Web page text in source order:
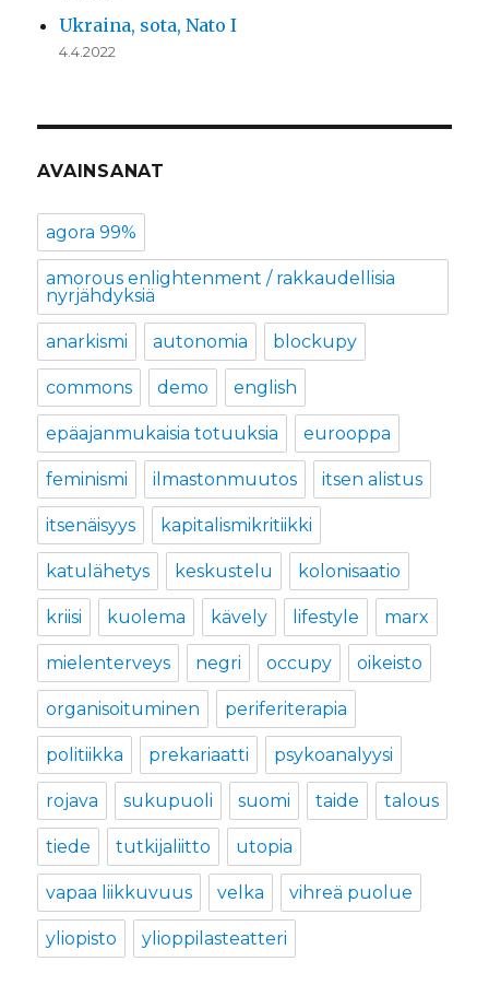
Ukraina, sota, Nato I
4.4.2022
AVAINSANAT
agora 99%
amorous enlightenment / rakkaudellisia
nyrjähdyksiä
anarkismi autonomia blockupy
commons demo english
epäajanmukaisia totuuksia eurooppa
feminismi ilmastonmuutos itsen alistus
itsenäisyys kapitalismikritiikki
katulähetys keskustelu kolonisaatio
kriisi kuolema kävely lifestyle marx
mielenterveys negri occupy oikeisto
organisoituminen periferiterapia
politiikka prekariaatti psykoanalyysi
rojava sukupuoli suomi taide talous
tiede tutkijaliitto utopia
vapaa liikkuvuus velka vihreä puolue
yliopisto ylioppilasteatteri